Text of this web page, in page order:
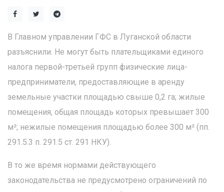
В Главном управлении ГФС в Луганской области
разъяснили. Не могут быть плательщиками единого
налога первой-третьей групп физические лица-
предприниматели, предоставляющие в аренду
земельные участки площадью свыше 0,2 га; жилые
помещения, общая площадь которых превышает 300
м²; нежилые помещения площадью более 300 м² (пп.
291.5.3 п. 291.5 ст. 291 НКУ).
В то же время нормами действующего
законодательства не предусмотрено ограничений по